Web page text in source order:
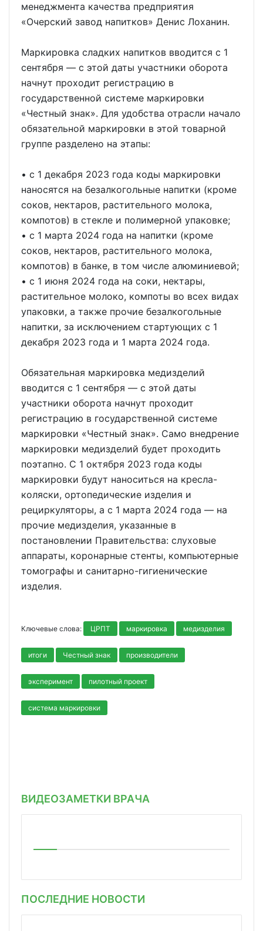
менеджмента качества предприятия
«Очерский завод напитков» Денис Лоханин.
Маркировка сладких напитков вводится с 1
сентября — с этой даты участники оборота
начнут проходит регистрацию в
государственной системе маркировки
«Честный знак». Для удобства отрасли начало
обязательной маркировки в этой товарной
группе разделено на этапы:
• с 1 декабря 2023 года коды маркировки
наносятся на безалкогольные напитки (кроме
соков, нектаров, растительного молока,
компотов) в стекле и полимерной упаковке;
• с 1 марта 2024 года на напитки (кроме
соков, нектаров, растительного молока,
компотов) в банке, в том числе алюминиевой;
• с 1 июня 2024 года на соки, нектары,
растительное молоко, компоты во всех видах
упаковки, а также прочие безалкогольные
напитки, за исключением стартующих с 1
декабря 2023 года и 1 марта 2024 года.
Обязательная маркировка медизделий
вводится с 1 сентября — с этой даты
участники оборота начнут проходит
регистрацию в государственной системе
маркировки «Честный знак». Само внедрение
маркировки медизделий будет проходить
поэтапно. С 1 октября 2023 года коды
маркировки будут наноситься на кресла-
коляски, ортопедические изделия и
рециркуляторы, а с 1 марта 2024 года — на
прочие медизделия, указанные в
постановлении Правительства: слуховые
аппараты, коронарные стенты, компьютерные
томографы и санитарно-гигиенические
изделия.
Ключевые слова: ЦРПТ маркировка медизделия
итоги Честный знак производители
эксперимент пилотный проект
система маркировки
ВИДЕОЗАМЕТКИ ВРАЧА
ПОСЛЕДНИЕ НОВОСТИ